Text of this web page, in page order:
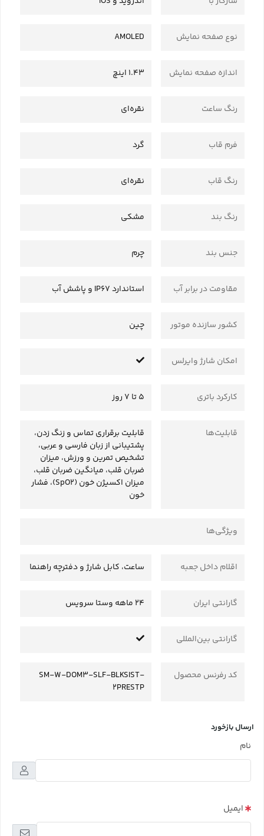
نوع صفحه نمایش AMOLED
اندازه صفحه نمایش 1.43 اینچ
رنگ ساعت نقره‌ای
فرم قاب گرد
رنگ قاب نقره‌ای
رنگ بند مشکی
جنس بند چرم
مقاومت در برابر آب استاندارد IP67 و پاشش آب
کشور سازنده موتور چین
امکان شارژ وایرلس
کارکرد باتری 5 تا 7 روز
قابلیت‌ها
قابلیت برقراری تماس و زنگ زدن،
پشتیبانی از زبان فارسی و عربی،
تشخیص تمرین و ورزش، میزان
ضربان قلب، میانگین ضربان قلب،
میزان اکسیژن خون (SpO2)، فشار
خون
ویژگی‌ها
اقلام داخل جعبه ساعت، کابل شارژ و دفترچه راهنما
گارانتی ایران 24 ماهه وستا سرویس
گارانتی بین‌المللی
کد رفرنس محصول
SM-W-DOM3-SLF-BLKSIST-
2PRESTP
ارسال بازخورد
نام
ایمیل